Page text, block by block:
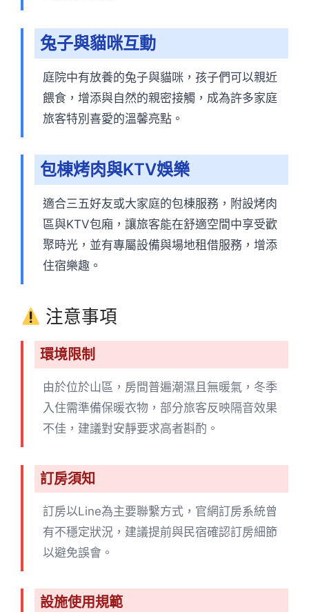
兔子與貓咪互動
庭院中有放養的兔子與貓咪，孩子們可以親近
餵食，增添與自然的親密接觸，成為許多家庭
旅客特別喜愛的溫馨亮點。
包棟烤肉與KTV娛樂
適合三五好友或大家庭的包棟服務，附設烤肉
區與KTV包廂，讓旅客能在舒適空間中享受歡
聚時光，並有專屬設備與場地租借服務，增添
住宿樂趣。
注意事項
環境限制
由於位於山區，房間普遍潮濕且無暖氣，冬季
入住需準備保暖衣物，部分旅客反映隔音效果
不佳，建議對安靜要求高者斟酌。
訂房須知
訂房以Line為主要聯繫方式，官網訂房系統曾
有不穩定狀況，建議提前與民宿確認訂房細節
以避免誤會。
設施使用規範